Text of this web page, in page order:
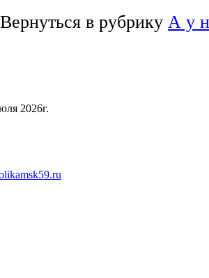
Вернуться в рубрику А у
2026г.